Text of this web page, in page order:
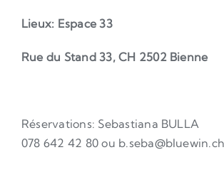
Lieux: Espace 33
Rue du Stand 33, CH 2502 Bienne
Réservations: Sebastiana BULLA
078 642 42 80 ou b.seba@bluewin.ch